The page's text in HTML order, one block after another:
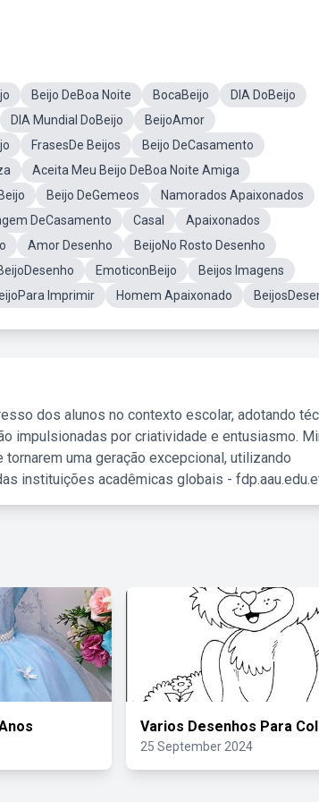
Beijo DeBoa Noite BocaBeijo
DIA DoBeijo
DIA Mundial DoBeijo
BeijoAmor
FrasesDe Beijos
Beijo DeCasamento
Aceita Meu Beijo DeBoa Noite Amiga
Beijo DeGemeos
Namorados Apaixonados
DeCasamento Casal
Apaixonados
Amor Desenho
BeijoNo Rosto Desenho
EmoticonBeijo
Beijos Imagens
Imprimir Homem Apaixonado
dos alunos no contexto escolar, adotando
impulsionadas por criatividade e entusiasmo.
uma geração excepcional, utilizando
instituições acadêmicas globais -
Varios Desenhos Para
25 September 2024